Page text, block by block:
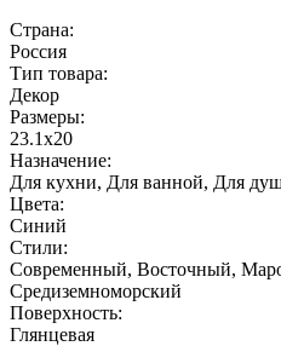
Страна:
Россия
Тип товара:
Декор
Размеры:
23.1x20
Назначение:
Для кухни, Для ванной, Для
Цвета:
Синий
Стили:
Современный, Восточный,
Средиземноморский
Поверхность:
Глянцевая